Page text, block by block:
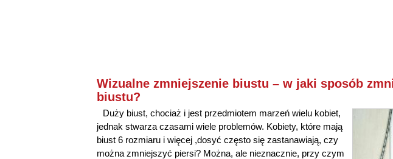
Wizualne zmniejszenie biustu – w jaki sposób
biustu?
Duży biust, chociaż i jest przedmiotem marzeń wielu kobiet,
jednak stwarza czasami wiele problemów. Kobiety, które mają
biust 6 rozmiaru i więcej ,dosyć często się zastanawiają, czy
można zmniejszyć piersi? Można, ale nieznacznie, przy czym